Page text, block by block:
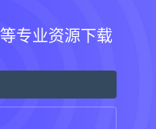
专业资源下载